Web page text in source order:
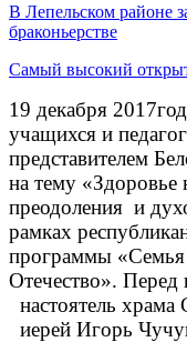
В Лепельском районе
браконьерстве
Самый высокий
19 декабря
учащихся и
представителем
на тему
преодоления и
рамках
программы
Отечество». Перед
настоятель
иерей Игорь